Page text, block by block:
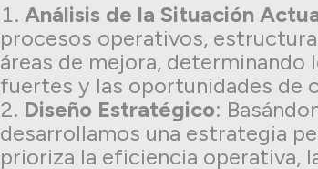
Análisis de la Situación
procesos operativos,
áreas de mejora, determinando
fuertes y las oportunidades de
Diseño Estratégico:
desarrollamos una estrategia
prioriza la eficiencia operativa,